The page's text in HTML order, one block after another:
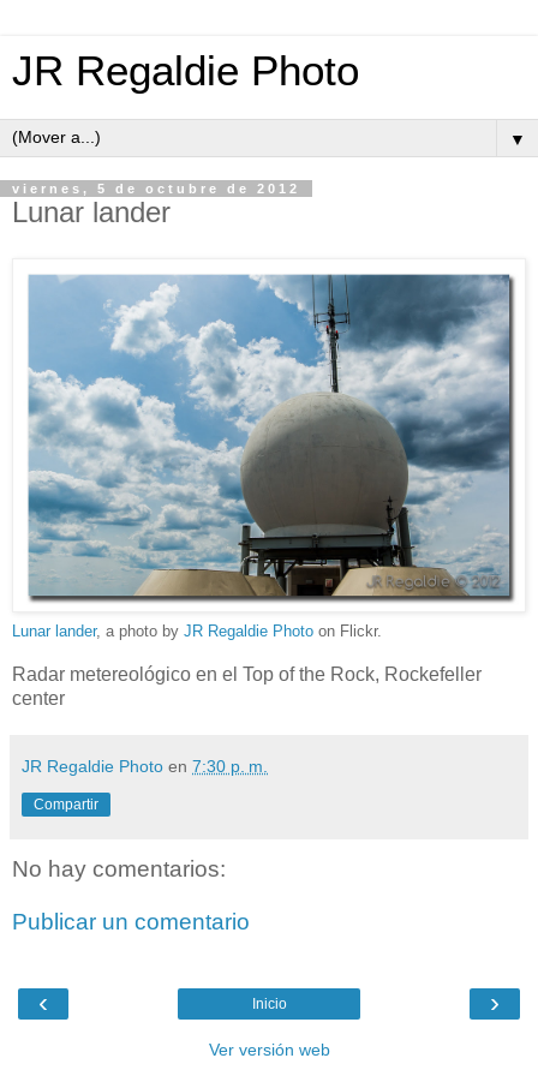
JR Regaldie Photo
▼
viernes, 5 de octubre de 2012
Lunar lander
Lunar lander, a photo by JR Regaldie Photo on Flickr.
Radar metereológico en el Top of the Rock, Rockefeller
center
JR Regaldie Photo en 7:30 p. m.
Compartir
No hay comentarios:
Publicar un comentario
‹ ›
Inicio
Ver versión web